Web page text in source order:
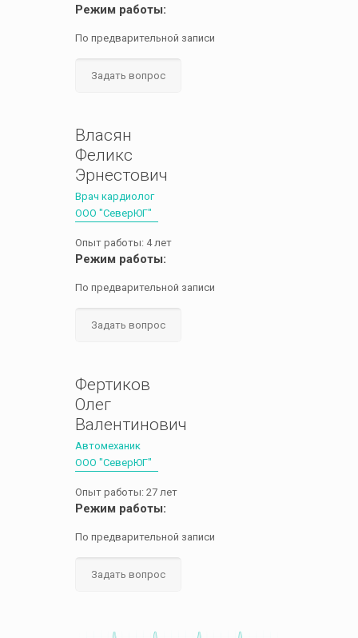
Режим работы:
По предварительной записи
Задать вопрос
Власян
Феликс
Эрнестович
Врач кардиолог
ООО "СеверЮГ"
Опыт работы: 4 лет
Режим работы:
По предварительной записи
Задать вопрос
Фертиков
Олег
Валентинович
Автомеханик
ООО "СеверЮГ"
Опыт работы: 27 лет
Режим работы:
По предварительной записи
Задать вопрос